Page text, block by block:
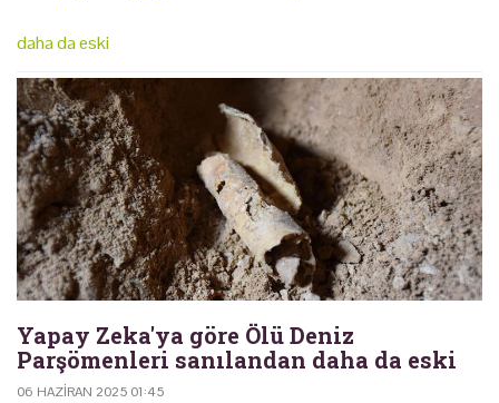
daha da eski
Yapay Zeka'ya göre Ölü Deniz
Parşömenleri sanılandan daha da eski
06 HAZIRAN 2025 01:45